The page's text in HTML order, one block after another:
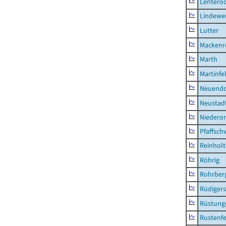
Lutter
Marth
Röhrig